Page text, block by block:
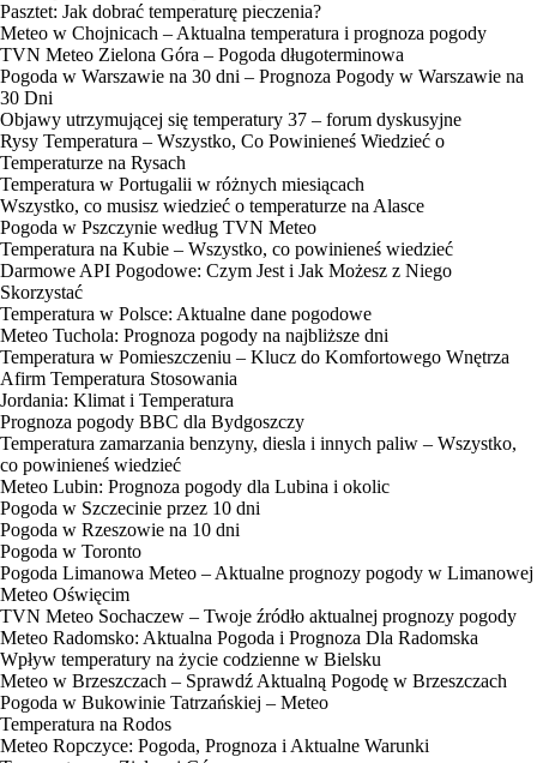
Pasztet: Jak dobrać temperaturę pieczenia?
Meteo w Chojnicach – Aktualna temperatura i prognoza pogody
TVN Meteo Zielona Góra – Pogoda długoterminowa
Pogoda w Warszawie na 30 dni – Prognoza Pogody w Warszawie na
30 Dni
Objawy utrzymującej się temperatury 37 – forum dyskusyjne
Rysy Temperatura – Wszystko, Co Powinieneś Wiedzieć o
Temperaturze na Rysach
Temperatura w Portugalii w różnych miesiącach
Wszystko, co musisz wiedzieć o temperaturze na Alasce
Pogoda w Pszczynie według TVN Meteo
Temperatura na Kubie – Wszystko, co powinieneś wiedzieć
Darmowe API Pogodowe: Czym Jest i Jak Możesz z Niego
Skorzystać
Temperatura w Polsce: Aktualne dane pogodowe
Meteo Tuchola: Prognoza pogody na najbliższe dni
Temperatura w Pomieszczeniu – Klucz do Komfortowego Wnętrza
Afirm Temperatura Stosowania
Jordania: Klimat i Temperatura
Prognoza pogody BBC dla Bydgoszczy
Temperatura zamarzania benzyny, diesla i innych paliw – Wszystko,
co powinieneś wiedzieć
Meteo Lubin: Prognoza pogody dla Lubina i okolic
Pogoda w Szczecinie przez 10 dni
Pogoda w Rzeszowie na 10 dni
Pogoda w Toronto
Pogoda Limanowa Meteo – Aktualne prognozy pogody w Limanowej
Meteo Oświęcim
TVN Meteo Sochaczew – Twoje źródło aktualnej prognozy pogody
Meteo Radomsko: Aktualna Pogoda i Prognoza Dla Radomska
Wpływ temperatury na życie codzienne w Bielsku
Meteo w Brzeszczach – Sprawdź Aktualną Pogodę w Brzeszczach
Pogoda w Bukowinie Tatrzańskiej – Meteo
Temperatura na Rodos
Meteo Ropczyce: Pogoda, Prognoza i Aktualne Warunki